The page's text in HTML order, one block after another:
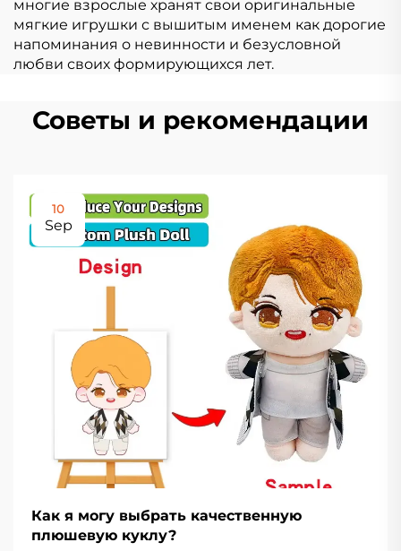
многие взрослые хранят свои оригинальные
мягкие игрушки с вышитым именем как дорогие
напоминания о невинности и безусловной
любви своих формирующихся лет.
Советы и рекомендации
10
Sep
Как я могу выбрать качественную
плюшевую куклу?